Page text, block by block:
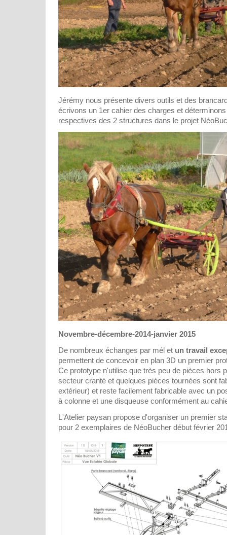
Jérémy nous présente divers outils et des
écrivons un 1er cahier des charges et
respectives des 2 structures dans le projet
Novembre-décembre-2014-janvier 2015
De nombreux échanges par mél et un travail
permettent de concevoir en plan 3D un premier
Ce prototype n'utilise que très peu de pièces hors
secteur cranté et quelques pièces tournées sont
extérieur) et reste facilement fabricable avec un
à colonne et une disqueuse conformément au
L'Atelier paysan propose d'organiser un premier
pour 2 exemplaires de NéoBucher début février